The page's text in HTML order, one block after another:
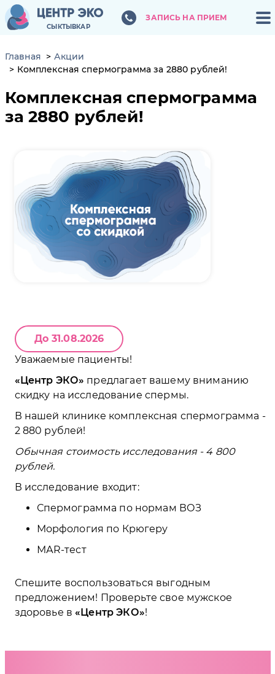
СЫКТЫВКАР
ЗАПИСЬ НА ПРИЕМ
СЫКТЫВКАР
ЗАПИСЬ НА ПРИЕМ
Главная
Акции
Комплексная спермограмма за 2880 рублей!
Комплексная спермограмма
за 2880 рублей!
До 31.08.2026
Уважаемые пациенты!
Центр ЭКО
предлагает вашему вниманию
скидку на исследование спермы.
В нашей клинике комплексная спермограмма -
2 880 рублей!
Обычная стоимость исследования - 4 800
рублей.
В исследование входит:
Спермограмма по нормам ВОЗ
Морфология по Крюгеру
МАR-тест
Спешите воспользоваться выгодным
предложением! Проверьте свое мужское
здоровье в
Центр ЭКО !